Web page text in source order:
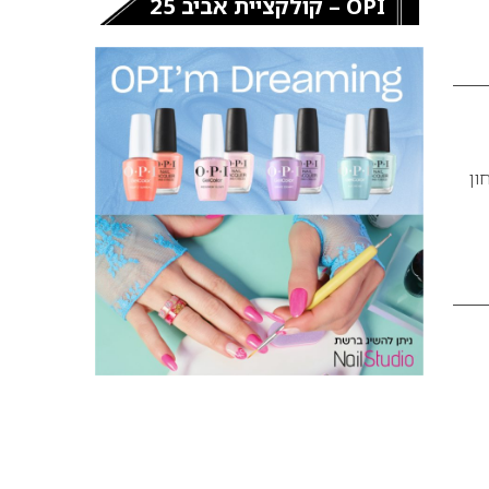
OPI – קולקציית אביב 25